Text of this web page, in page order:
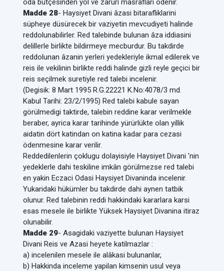
oda bütçesinden yol ve zarurî masraflari ödenir.
Madde 28- Haysiyet Divani âzasi bitarafliklarini
süpheye düsürecek bir vaziyetin mevcudiyeti halinde
reddolunabilirler. Red talebinde bulunan âza iddiasini
delillerle birlikte bildirmeye mecburdur. Bu takdirde
reddolunan âzanin yerleri yedekleriyle ikmal edilerek ve
reis ile vekilinin birlikte reddi halinde gizli reyle geçici bir
reis seçilmek suretiyle red talebi incelenir.
(Degisik: 8 Mart 1995 R.G.22221 K.No:4078/3 md.
Kabul Tarihi: 23/2/1995) Red talebi kabule sayan
görülmedigi taktirde, talebin reddine karar verilmekle
beraber, ayrica karar tarihinde yürürlükte olan yillik
aidatin dört katindan on katina kadar para cezasi
ödenmesine karar verilir.
Reddedilenlerin çoklugu dolayisiyle Haysiyet Divani 'nin
yedeklerle dahi teskiline imkân görülmezse red talebi
en yakin Eczaci Odasi Haysiyet Divaninda incelenir.
Yukaridaki hükümler bu takdirde dahi aynen tatbik
olunur. Red talebinin reddi hakkindaki kararlara karsi
esas mesele ile birlikte Yüksek Haysiyet Divanina itiraz
olunabilir.
Madde 29- Asagidaki vaziyette bulunan Haysiyet
Divani Reis ve Azasi heyete katilmazlar :
a) incelenilen mesele ile alâkasi bulunanlar,
b) Hakkinda inceleme yapilan kimsenin usul veya